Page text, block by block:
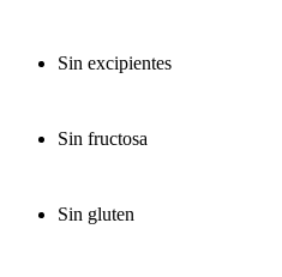
Sin excipientes
Sin fructosa
Sin gluten